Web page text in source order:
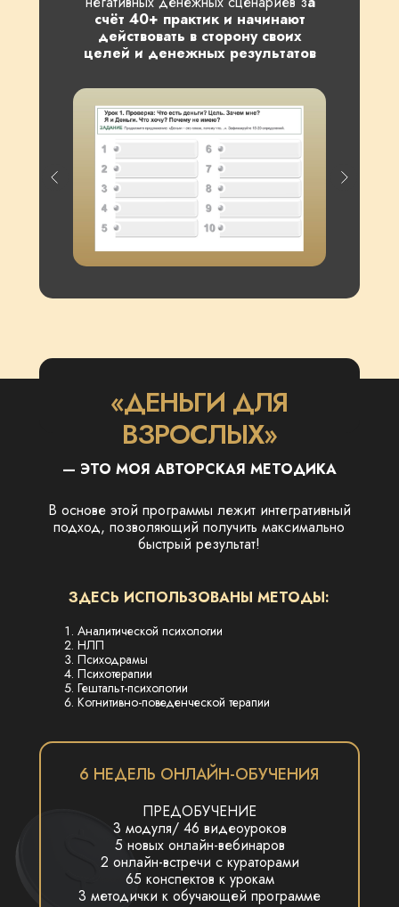
счёт 40+ практик и начинают
действовать в сторону своих
целей и денежных результатов
ПРЕДОБУЧЕНИЕ
3 модуля/ 46 видеоуроков
5 новых онлайн-вебинаров
2 онлайн-встречи с кураторами
65 конспектов к урокам
3 методички к обучающей программе
6 НЕДЕЛЬ ОНЛАЙН-ОБУЧЕНИЯ
«ДЕНЬГИ ДЛЯ
ВЗРОСЛЫХ»
— ЭТО МОЯ АВТОРСКАЯ МЕТОДИКА
В основе этой программы лежит интегративный
подход, позволяющий получить максимально
быстрый результат!
ЗДЕСЬ ИСПОЛЬЗОВАНЫ МЕТОДЫ:
Аналитической психологии
НЛП
Психодрамы
Психотерапии
Гештальт-психологии
Когнитивно-поведенческой терапии